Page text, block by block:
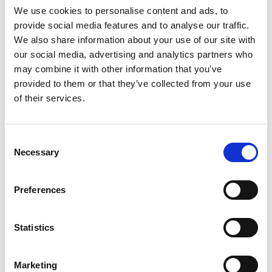
We use cookies to personalise content and ads, to
provide social media features and to analyse our traffic.
We also share information about your use of our site with
our social media, advertising and analytics partners who
may combine it with other information that you’ve
provided to them or that they’ve collected from your use
of their services.
Selection
Necessary
Preferences
Statistics
Marketing
GuletGulet
Törökország ,Marmaris
Crewed charter
A jacht jellemzői
1998
Fekhelyek